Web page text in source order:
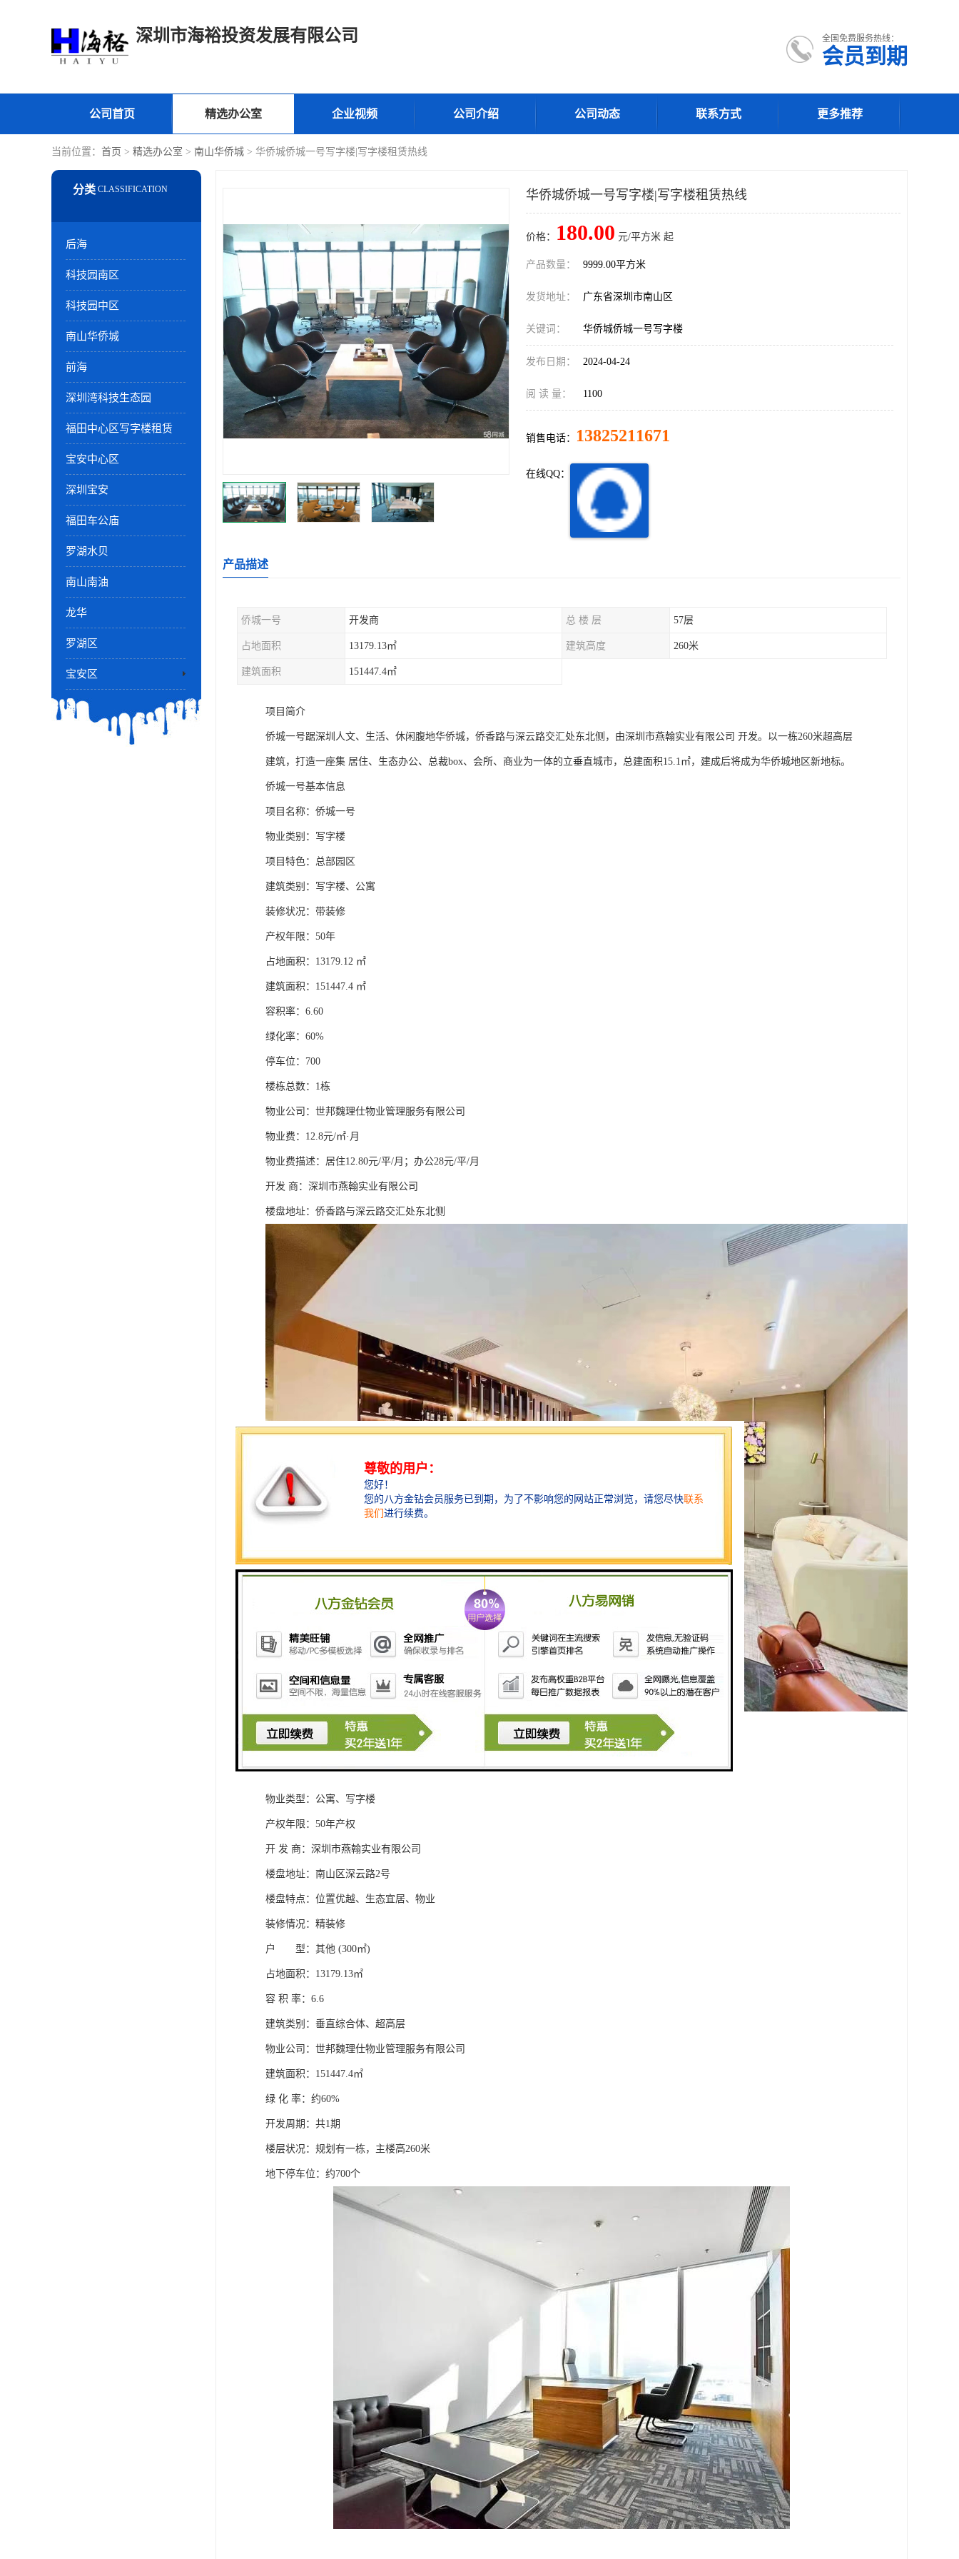
深圳市海裕投资发展有限公司 全国免费服务热线：
会员到期
公司首页 精选办公室 企业视频 公司介绍 公司动态 联系方式 更多推荐
当前位置： 首页 > 精选办公室 > 南山华侨城 > 华侨城侨城一号写字楼|写字楼租赁热线
后海
科技园南区
科技园中区
南山华侨城
前海
深圳湾科技生态园
福田中心区写字楼租赁
宝安中心区
深圳宝安
福田车公庙
罗湖水贝
南山南油
龙华
罗湖区
宝安区
华侨城侨城一号写字楼|写字楼租赁热线
价格： 180.00 元/平方米 起
产品数量： 9999.00平方米
发货地址： 广东省深圳市南山区
关键词： 华侨城侨城一号写字楼
发布日期： 2024-04-24
阅 读 量： 1100
销售电话： 13825211671
在线QQ：
产品描述
侨城一号 开发商 总 楼 层 57层
占地面积 13179.13㎡ 建筑高度 260米
建筑面积 151447.4㎡
项目简介
侨城一号踞深圳人文、生活、休闲腹地华侨城，侨香路与深云路交汇处东北侧，由深圳市燕翰实业有限公司 开发。以一栋260米超高层
建筑，打造一座集 居住、生态办公、总裁box、会所、商业为一体的立垂直城市，总建面积15.1㎡，建成后将成为华侨城地区新地标。
侨城一号基本信息
项目名称：侨城一号
物业类别：写字楼
项目特色：总部园区
建筑类别：写字楼、公寓
装修状况：带装修
产权年限：50年
占地面积：13179.12 ㎡
建筑面积：151447.4 ㎡
容积率：6.60
绿化率：60%
停车位：700
楼栋总数：1栋
物业公司：世邦魏理仕物业管理服务有限公司
物业费：12.8元/㎡·月
物业费描述：居住12.80元/平/月；办公28元/平/月
开发 商：深圳市燕翰实业有限公司
楼盘地址：侨香路与深云路交汇处东北侧
侨城一号基本信息
所属区域：南山 - 华侨城
物业类型：公寓、写字楼
产权年限：50年产权
开 发 商：深圳市燕翰实业有限公司
楼盘地址：南山区深云路2号
楼盘特点：位置优越、生态宜居、物业
装修情况：精装修
户 型：其他 (300㎡)
占地面积：13179.13㎡
容 积 率：6.6
建筑类别：垂直综合体、超高层
物业公司：世邦魏理仕物业管理服务有限公司
建筑面积：151447.4㎡
绿 化 率：约60%
开发周期：共1期
楼层状况：规划有一栋，主楼高260米
地下停车位：约700个